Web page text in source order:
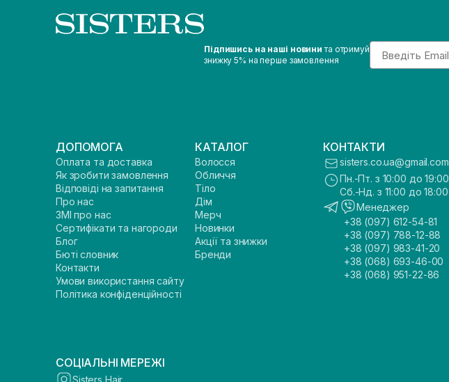
Підпишись на наші новини та отримуй
знижку 5% на перше замовлення
Email
ДОПОМОГА
Оплата та доставка
Як зробити замовлення
Відповіді на запитання
Про нас
ЗМІ про нас
Сертифікати та нагороди
Блог
Бюті словник
Контакти
Умови використання сайту
Політика конфіденційності
КАТАЛОГ
Волосся
Обличчя
Тіло
Дім
Мерч
Новинки
Акції та знижки
Бренди
КОНТАКТИ
sisters.co.ua@gmail.com
Пн.-Пт. з 10:00 до 19:00
Сб.-Нд. з 11:00 до 18:00
Менеджер
+38 (097) 612-54-81
+38 (097) 788-12-88
+38 (097) 983-41-20
+38 (068) 693-46-00
+38 (068) 951-22-86
СОЦІАЛЬНІ МЕРЕЖІ
Sisters Hair